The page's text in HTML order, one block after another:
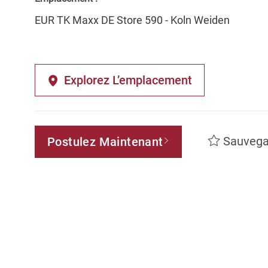
EUR TK Maxx DE Store 590 - Koln Weiden
Explorez L’emplacement
Postulez Maintenant